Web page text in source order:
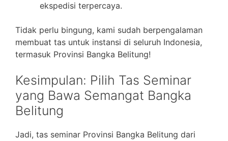
ekspedisi terpercaya.
Tidak perlu bingung, kami sudah berpengalaman
membuat tas untuk instansi di seluruh Indonesia,
termasuk Provinsi Bangka Belitung!
Kesimpulan: Pilih Tas Seminar
yang Bawa Semangat Bangka
Belitung
Jadi, tas seminar Provinsi Bangka Belitung dari